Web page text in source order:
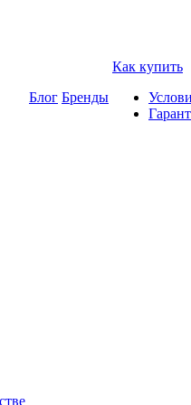
Блог Бренды
Как купить